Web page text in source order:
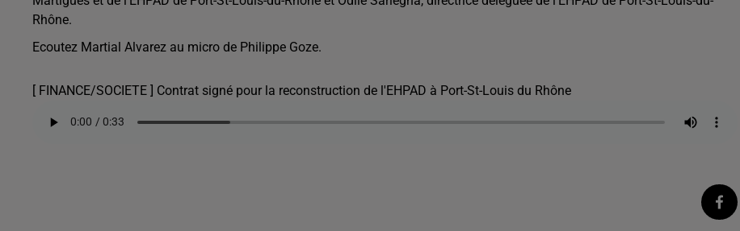
Rhône.
Ecoutez Martial Alvarez au micro de Philippe Goze.
[ FINANCE/SOCIETE ] Contrat signé pour la reconstruction de l'EHPAD à Port-St-Louis du Rhône